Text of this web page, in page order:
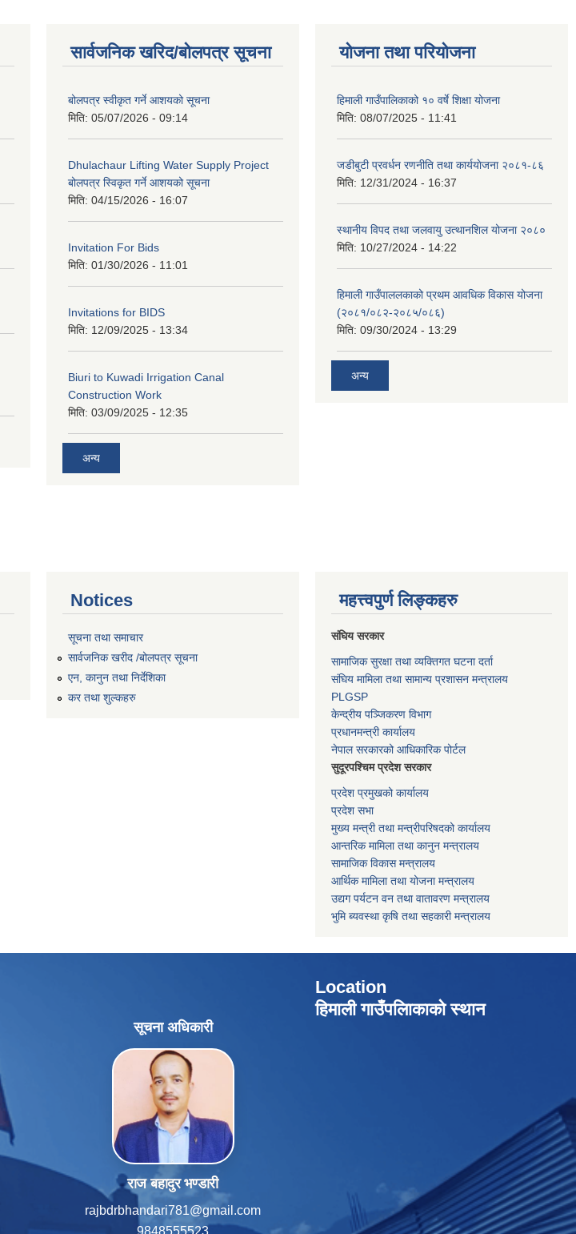
सार्वजनिक खरिद/बोलपत्र सूचना
बोलपत्र स्वीकृत गर्ने आशयको सूचना
मिति: 05/07/2026 - 09:14
Dhulachaur Lifting Water Supply Project
बोलपत्र स्विकृत गर्ने आशयको सूचना
मिति: 04/15/2026 - 16:07
Invitation For Bids
मिति: 01/30/2026 - 11:01
Invitations for BIDS
मिति: 12/09/2025 - 13:34
Biuri to Kuwadi Irrigation Canal
Construction Work
मिति: 03/09/2025 - 12:35
अन्य
योजना तथा परियोजना
हिमाली गाउँपालिकाको १० वर्षे शिक्षा योजना
मिति: 08/07/2025 - 11:41
जडीबुटी प्रवर्धन रणनीति तथा कार्ययाेजना २०८१-८६
मिति: 12/31/2024 - 16:37
स्थानीय विपद तथा जलवायु उत्थानशिल योजना २०८०
मिति: 10/27/2024 - 14:22
हिमाली गाउँपाललकाको प्रथम आवधिक विकास योजना
(२०८१/०८२-२०८५/०८६)
मिति: 09/30/2024 - 13:29
अन्य
Notices
सूचना तथा समाचार
सार्वजनिक खरीद /बोलपत्र सूचना
एन, कानुन तथा निर्देशिका
कर तथा शुल्कहरु
महत्त्वपुर्ण लिङ्कहरु
संघिय सरकार
सामाजिक सुरक्षा तथा व्यक्तिगत घटना दर्ता
संघिय मामिला तथा सामान्य प्रशासन मन्त्रालय
PLGSP
केन्द्रीय पञ्जिकरण विभाग
प्रधानमन्त्री कार्यालय
नेपाल सरकारको आधिकारिक पोर्टल
सुदूरपश्चिम प्रदेश सरकार
प्रदेश प्रमुखको कार्यालय
प्रदेश सभा
मुख्य मन्त्री तथा मन्त्रीपरिषदको कार्यालय
आन्तरिक मामिला तथा कानुन मन्त्रालय
सामाजिक विकास मन्त्रालय
आर्थिक मामिला तथा योजना मन्त्रालय
उद्यग पर्यटन वन तथा वातावरण मन्त्रालय
भुमि ब्यवस्था कृषि तथा सहकारी मन्त्रालय
सूचना अधिकारी
राज बहादुर भण्डारी
rajbdrbhandari781@gmail.com
9848555523
Location
हिमाली गाउँपलािकाको स्थान